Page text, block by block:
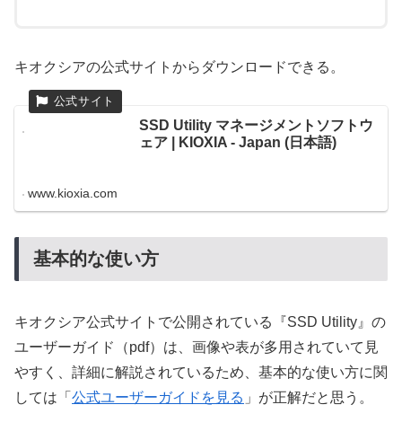
キオクシアの公式サイトからダウンロードできる。
SSD Utility マネージメントソフトウ
ェア | KIOXIA - Japan (日本語)
www.kioxia.com
基本的な使い方
キオクシア公式サイトで公開されている『SSD Utility』の
ユーザーガイド（pdf）は、画像や表が多用されていて見
やすく、詳細に解説されているため、基本的な使い方に関
しては「 公式ユーザーガイドを見る 」が正解だと思う。